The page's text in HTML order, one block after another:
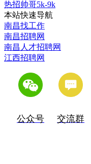
热招帅哥5k-9k
本站快速导航
南昌找工作
南昌招聘网
南昌人才招聘网
江西招聘网
公众号 交流群